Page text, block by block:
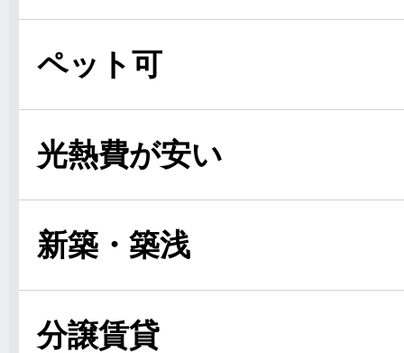
ペット可
光熱費が安い
新築・築浅
分譲賃貸